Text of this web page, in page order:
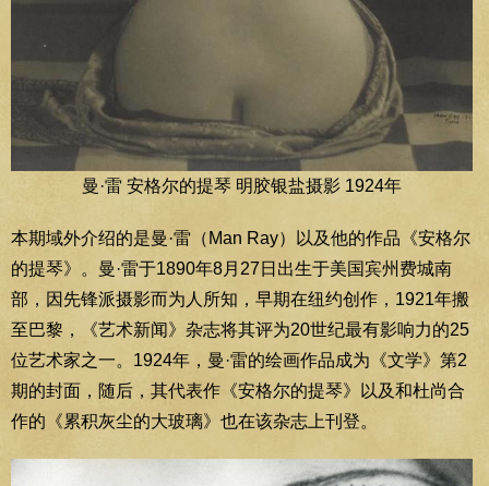
曼·雷 安格尔的提琴 明胶银盐摄影 1924年
本期域外介绍的是曼·雷（Man Ray）以及他的作品《安格尔
的提琴》。曼·雷于1890年8月27日出生于美国宾州费城南
部，因先锋派摄影而为人所知，早期在纽约创作，1921年搬
至巴黎，《艺术新闻》杂志将其评为20世纪最有影响力的25
位艺术家之一。1924年，曼·雷的绘画作品成为《文学》第2
期的封面，随后，其代表作《安格尔的提琴》以及和杜尚合
作的《累积灰尘的大玻璃》也在该杂志上刊登。